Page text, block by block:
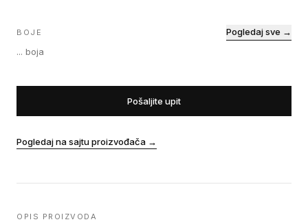
BOJE
... boja
Pogledaj sve →
Pošaljite upit
Pogledaj na sajtu proizvođača →
OPIS PROIZVODA